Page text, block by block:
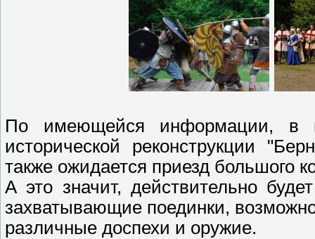
По имеющейся информации, в
исторической реконструкции
также ожидается приезд большого
А это значит, действительно
захватывающие поединки,
различные доспехи и оружие.